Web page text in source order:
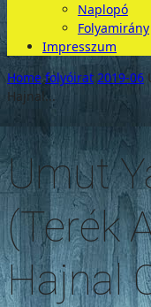
Naplopó
Folyamirány
Impresszum
Home folyóirat 2019-06
Hajnal...
Umut
(Terék
Hajnal